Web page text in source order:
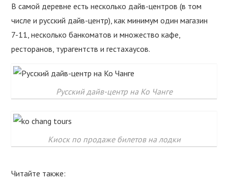
В самой деревне есть несколько дайв-центров (в том
числе и русский дайв-центр), как минимум один магазин
7-11, несколько банкоматов и множество кафе,
ресторанов, турагентств и гестахаусов.
Русский дайв-центр на Ко Чанге
Киоск по продаже билетов на лодки
Читайте также: